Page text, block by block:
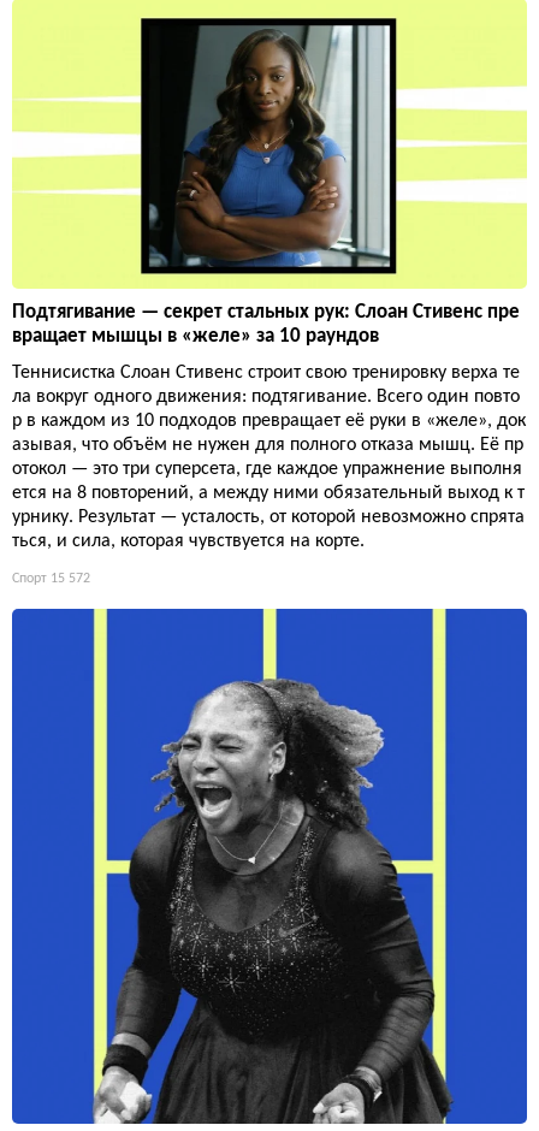
Подтягивание — секрет стальных рук: Слоан Стивенс пре
вращает мышцы в «желе» за 10 раундов
Теннисистка Слоан Стивенс строит свою тренировку верха те
ла вокруг одного движения: подтягивание. Всего один повто
р в каждом из 10 подходов превращает её руки в «желе», док
азывая, что объём не нужен для полного отказа мышц. Её пр
отокол — это три суперсета, где каждое упражнение выполня
ется на 8 повторений, а между ними обязательный выход к т
урнику. Результат — усталость, от которой невозможно спрята
ться, и сила, которая чувствуется на корте.
Спорт 15 572